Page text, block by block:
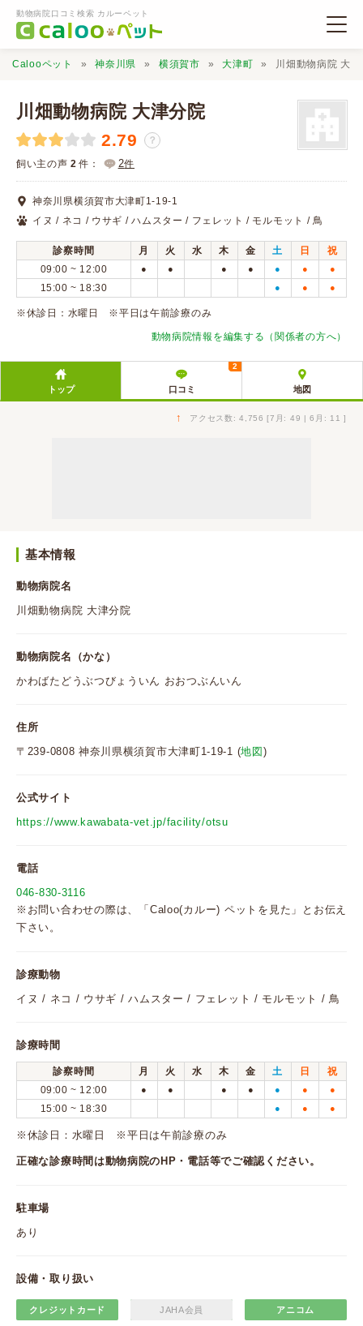
動物病院口コミ検索 カルーペット
動物病院検索
口コミ検索
Calooペットとは？
口コミ投稿
Calooペット 神奈川県 横須賀市 大津町 川畑動物病院 大
川畑動物病院 大津分院
2.79 ？
飼い主の声 2 件： 2件
神奈川県横須賀市大津町1-19-1
イヌ / ネコ / ウサギ / ハムスター / フェレット / モルモット / 鳥
診察時間 月 火 水 木 金 土 日
祝
09:00 ~ 12:00
● ● ● ● ● ● ●
15:00 ~ 18:30 ● ● ●
※休診日：水曜日 ※平日は午前診療のみ
動物病院情報を編集する（関係者の方へ）
トップ 口コミ
2
地図
↑ アクセス数: 4,756 [7月: 49 | 6月: 11 ]
基本情報
動物病院名
川畑動物病院 大津分院
動物病院名（かな）
かわばたどうぶつびょういん おおつぶんいん
住所
〒239-0808 神奈川県横須賀市大津町1-19-1 (地図 )
公式サイト
https://www.kawabata-vet.jp/facility/otsu
電話
046-830-3116
※お問い合わせの際は、「Caloo(カルー) ペットを見た」とお伝え
下さい。
診療動物
イヌ / ネコ / ウサギ / ハムスター / フェレット / モルモット / 鳥
診療時間
診察時間 月 火 水 木 金 土 日
祝
09:00 ~ 12:00
● ● ● ● ● ● ●
15:00 ~ 18:30 ● ● ●
※休診日：水曜日 ※平日は午前診療のみ
正確な診療時間は動物病院のHP・電話等でご確認ください。
駐車場
あり
設備・取り扱い
クレジットカード JAHA会員 アニコム